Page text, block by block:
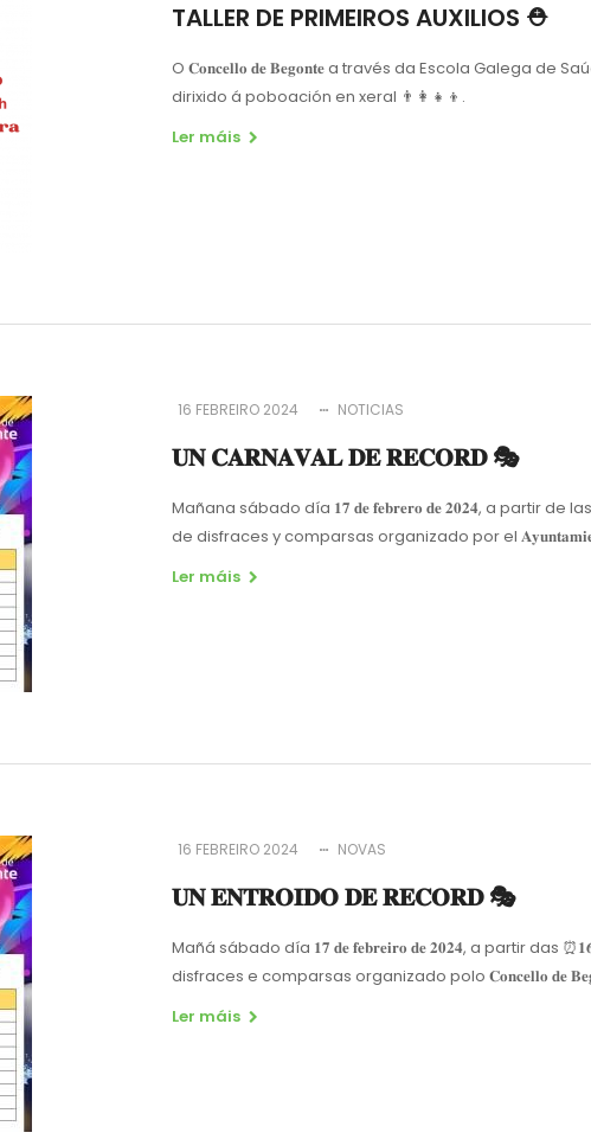
TALLER DE PRIMEIROS AUXILIOS ⛑
O 𝐂𝐨𝐧𝐜𝐞𝐥𝐥𝐨 𝐝𝐞 𝐁𝐞𝐠𝐨𝐧𝐭𝐞 a través da Escola Galega de
dirixido á poboación en xeral 👨‍👩‍👧‍👦.
Ler máis
16 FEBREIRO 2024 NOTICIAS
𝐔𝐍 𝐂𝐀𝐑𝐍𝐀𝐕𝐀𝐋 𝐃𝐄 𝐑𝐄𝐂𝐎𝐑𝐃 🎭
Mañana sábado día 𝟏𝟕 𝐝𝐞 𝐟𝐞𝐛𝐫𝐞𝐫𝐨 𝐝𝐞 𝟐𝟎𝟐𝟒, a partir de
de disfraces y comparsas organizado por el
Ler máis
16 FEBREIRO 2024 NOVAS
𝐔𝐍 𝐄𝐍𝐓𝐑𝐎𝐈𝐃𝐎 𝐃𝐄 𝐑𝐄𝐂𝐎𝐑𝐃 🎭
Mañá sábado día 𝟏𝟕 𝐝𝐞 𝐟𝐞𝐛𝐫𝐞𝐢𝐫𝐨 𝐝𝐞 𝟐𝟎𝟐𝟒, a partir das
disfraces e comparsas organizado polo 𝐂𝐨𝐧𝐜𝐞𝐥𝐥𝐨 𝐝𝐞
Ler máis